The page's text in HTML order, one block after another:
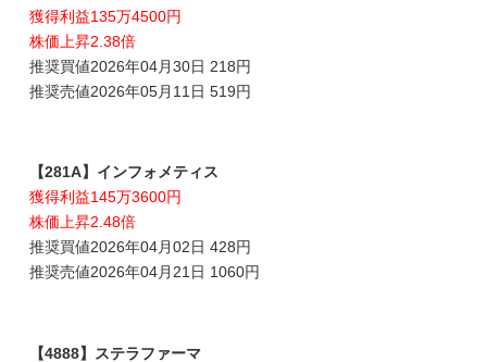
獲得利益135万4500円
株価上昇2.38倍
推奨買値2026年04月30日 218円
推奨売値2026年05月11日 519円
【281A】インフォメティス
獲得利益145万3600円
株価上昇2.48倍
推奨買値2026年04月02日 428円
推奨売値2026年04月21日 1060円
【4888】ステラファーマ